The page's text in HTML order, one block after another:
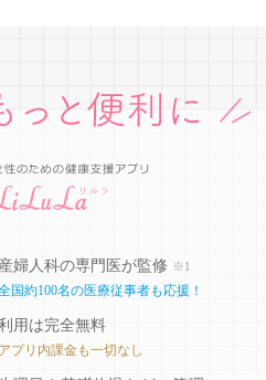
産婦人科の専門医が監修 ※1
国約100名の医療従事者も応援！
用は完全無料
アプリ内課金も一切なし